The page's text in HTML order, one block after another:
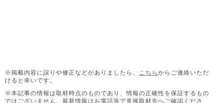
※掲載内容に誤りや修正などがありましたら、 こちら からご連絡いただ
けると幸いです。
※本記事の情報は取材時点のものであり、情報の正確性を保証するもの
ではございません。 最新情報はお電話等で直接取材先へご確認くださ